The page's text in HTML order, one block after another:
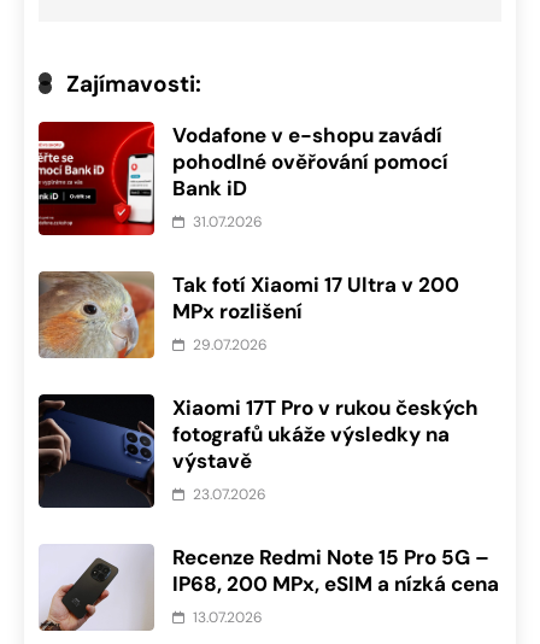
Zajímavosti:
Vodafone v e-shopu zavádí
pohodlné ověřování pomocí
Bank iD
31.07.2026
Tak fotí Xiaomi 17 Ultra v 200
MPx rozlišení
29.07.2026
Xiaomi 17T Pro v rukou českých
fotografů ukáže výsledky na
výstavě
23.07.2026
Recenze Redmi Note 15 Pro 5G –
IP68, 200 MPx, eSIM a nízká cena
13.07.2026